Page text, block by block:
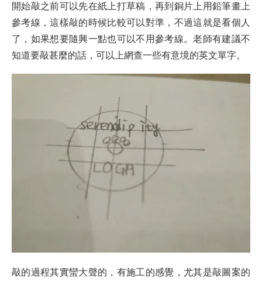
開始敲之前可以先在紙上打草稿，再到銅片上用鉛筆畫上
參考線，這樣敲的時候比較可以對準，不過這就是看個人
了，如果想要隨興一點也可以不用參考線。老師有建議不
知道要敲甚麼的話，可以上網查一些有意境的英文單字。
敲的過程其實蠻大聲的，有施工的感覺，尤其是敲圖案的